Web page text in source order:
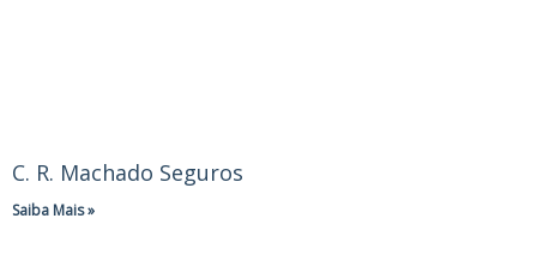
C. R. Machado Seguros
Saiba Mais »